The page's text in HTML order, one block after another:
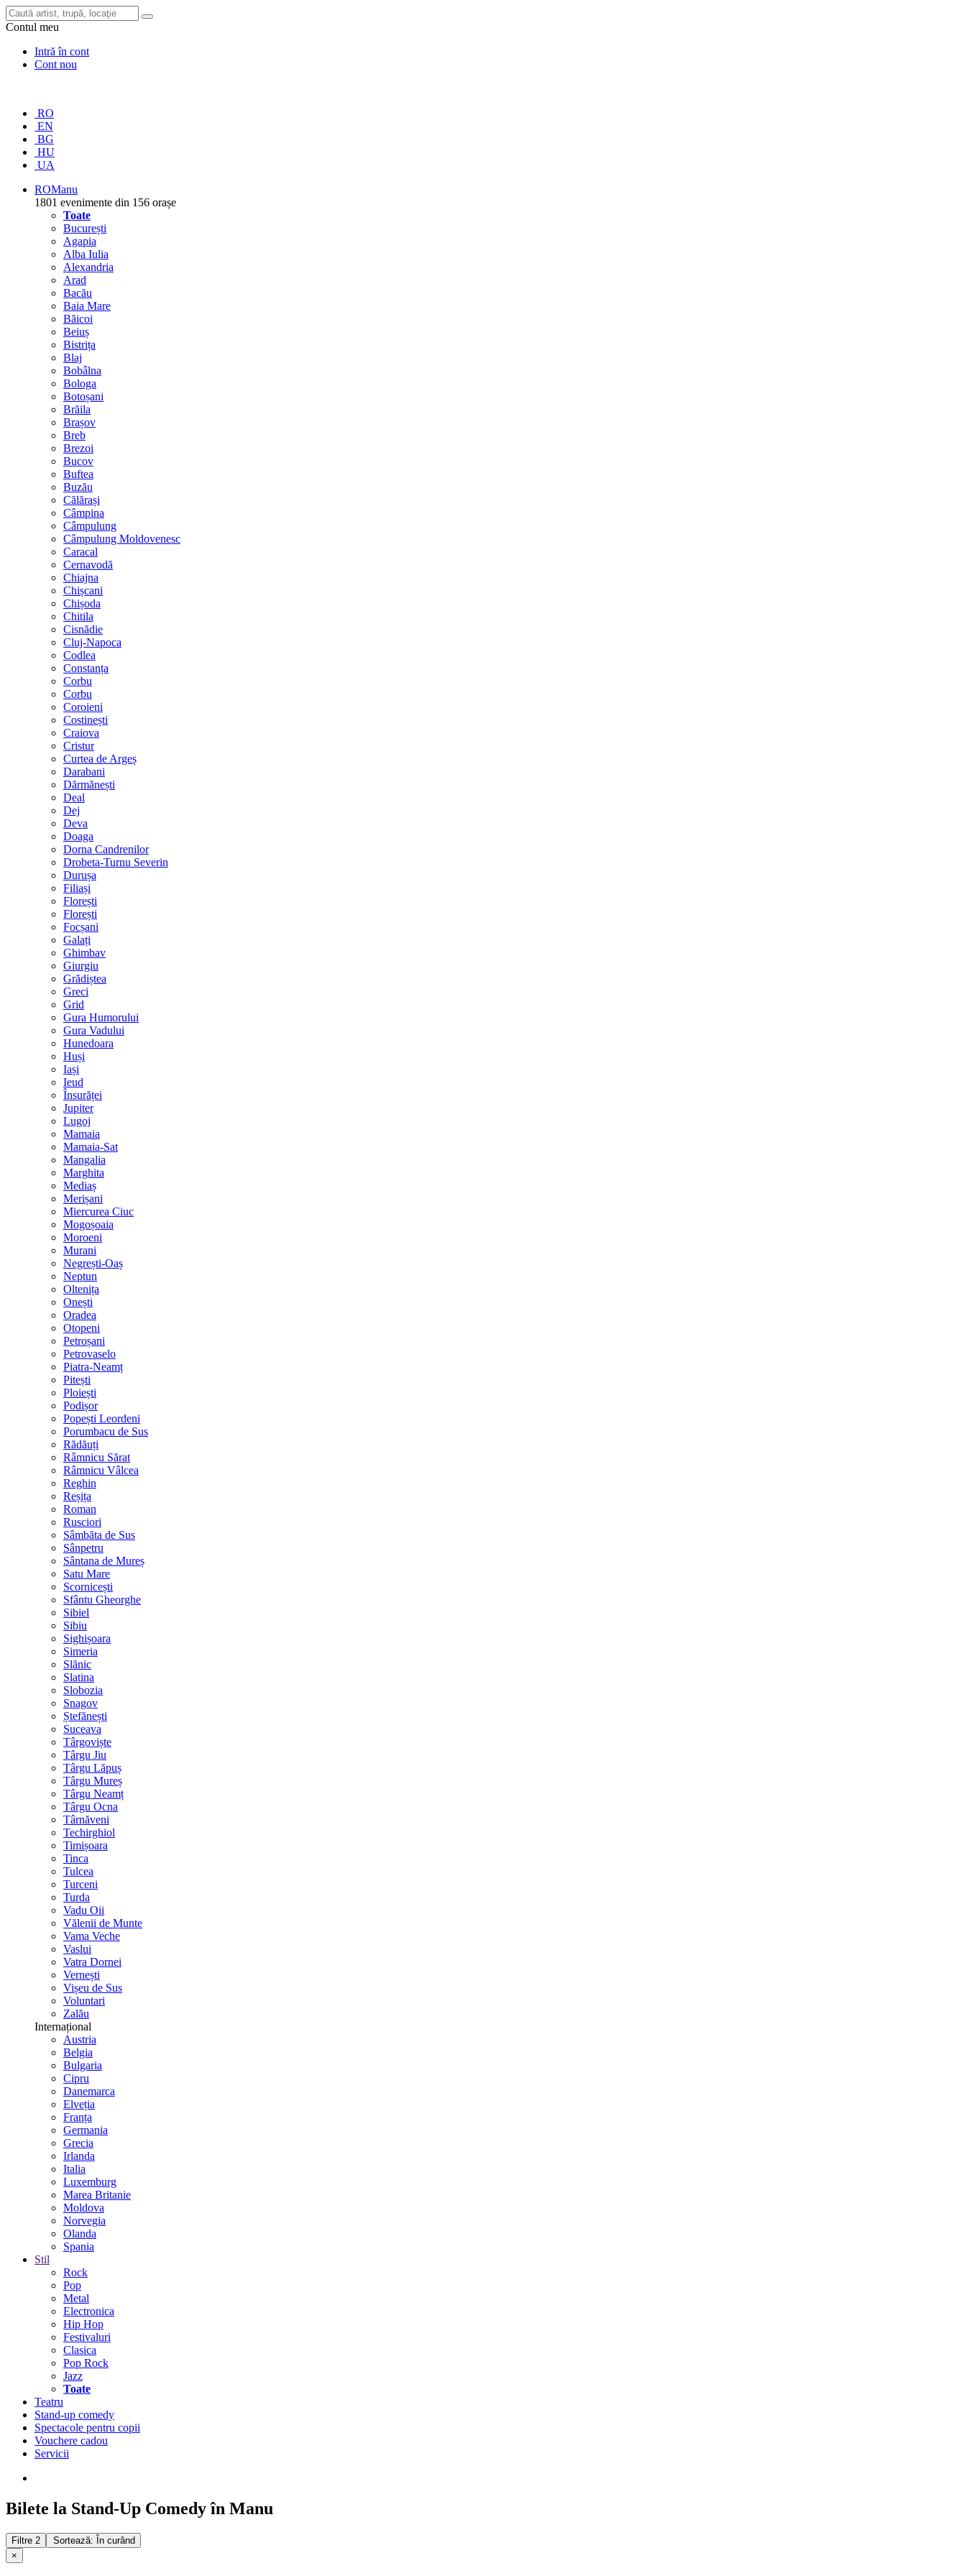
Contul meu
Intră în cont
Cont nou
RO
EN
BG
HU
UA
ROManu
1801 evenimente din 156 orașe
Toate
București
Agapia
Alba Iulia
Alexandria
Arad
Bacău
Baia Mare
Băicoi
Beiuș
Bistrița
Blaj
Bobâlna
Bologa
Botoșani
Brăila
Brașov
Breb
Brezoi
Bucov
Buftea
Buzău
Călărași
Câmpina
Câmpulung
Câmpulung Moldovenesc
Caracal
Cernavodă
Chiajna
Chișcani
Chișoda
Chitila
Cisnădie
Cluj-Napoca
Codlea
Constanța
Corbu
Corbu
Coroieni
Costinești
Craiova
Cristur
Curtea de Argeș
Darabani
Dărmănești
Deal
Dej
Deva
Doaga
Dorna Candrenilor
Drobeta-Turnu Severin
Durușa
Filiași
Florești
Florești
Focșani
Galați
Ghimbav
Giurgiu
Grădiștea
Greci
Grid
Gura Humorului
Gura Vadului
Hunedoara
Huși
Iași
Ieud
Însurăței
Jupiter
Lugoj
Mamaia
Mamaia-Sat
Mangalia
Marghita
Mediaș
Merișani
Miercurea Ciuc
Mogoșoaia
Moroeni
Murani
Negrești-Oaș
Neptun
Oltenița
Onești
Oradea
Otopeni
Petroșani
Petrovaselo
Piatra-Neamț
Pitești
Ploiești
Podișor
Popești Leordeni
Porumbacu de Sus
Rădăuți
Râmnicu Sărat
Râmnicu Vâlcea
Reghin
Reșița
Roman
Rusciori
Sâmbăta de Sus
Sânpetru
Sântana de Mureș
Satu Mare
Scornicești
Sfântu Gheorghe
Sibiel
Sibiu
Sighișoara
Simeria
Slănic
Slatina
Slobozia
Snagov
Ștefănești
Suceava
Târgoviște
Târgu Jiu
Târgu Lăpuș
Târgu Mureș
Târgu Neamț
Târgu Ocna
Târnăveni
Techirghiol
Timișoara
Tinca
Tulcea
Turceni
Turda
Vadu Oii
Vălenii de Munte
Vama Veche
Vaslui
Vatra Dornei
Vernești
Vișeu de Sus
Voluntari
Zalău
Internațional
Austria
Belgia
Bulgaria
Cipru
Danemarca
Elveția
Franța
Germania
Grecia
Irlanda
Italia
Luxemburg
Marea Britanie
Moldova
Norvegia
Olanda
Spania
Stil
Rock
Pop
Metal
Electronica
Hip Hop
Festivaluri
Clasica
Pop Rock
Jazz
Toate
Teatru
Stand-up comedy
Spectacole pentru copii
Vouchere cadou
Servicii
Bilete la Stand-Up Comedy în Manu
Filtre 2
Sortează: În curând
×